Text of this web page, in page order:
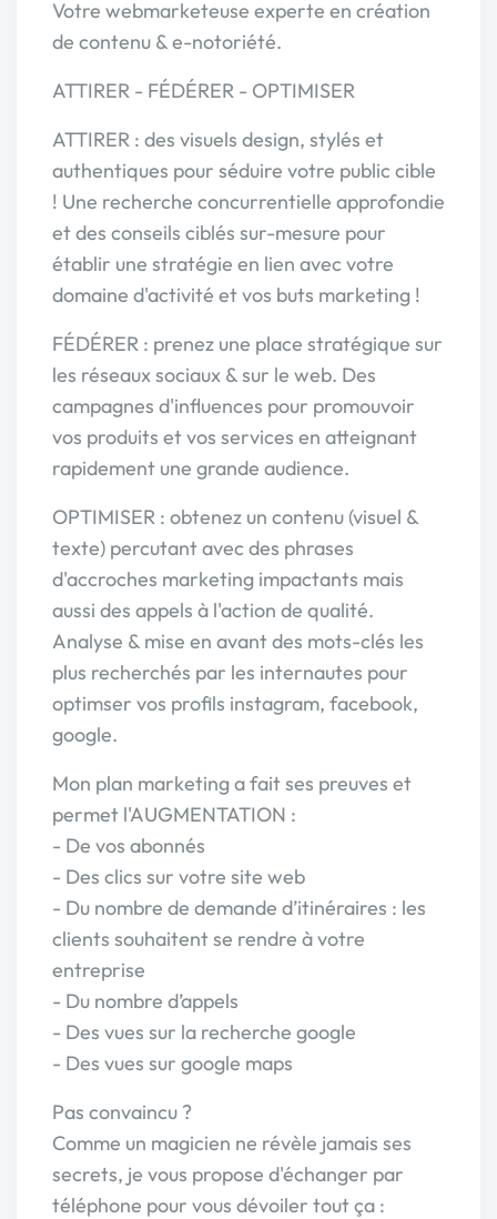
Votre webmarketeuse experte en création
de contenu & e-notoriété.
ATTIRER - FÉDÉRER - OPTIMISER
ATTIRER : des visuels design, stylés et
authentiques pour séduire votre public cible
! Une recherche concurrentielle approfondie
et des conseils ciblés sur-mesure pour
établir une stratégie en lien avec votre
domaine d'activité et vos buts marketing !
FÉDÉRER : prenez une place stratégique sur
les réseaux sociaux & sur le web. Des
campagnes d'influences pour promouvoir
vos produits et vos services en atteignant
rapidement une grande audience.
OPTIMISER : obtenez un contenu (visuel &
texte) percutant avec des phrases
d'accroches marketing impactants mais
aussi des appels à l'action de qualité.
Analyse & mise en avant des mots-clés les
plus recherchés par les internautes pour
optimser vos profils instagram, facebook,
google.
Mon plan marketing a fait ses preuves et
permet l'AUGMENTATION :
- De vos abonnés
- Des clics sur votre site web
- Du nombre de demande d’itinéraires : les
clients souhaitent se rendre à votre
entreprise
- Du nombre d’appels
- Des vues sur la recherche google
- Des vues sur google maps
Pas convaincu ?
Comme un magicien ne révèle jamais ses
secrets, je vous propose d'échanger par
téléphone pour vous dévoiler tout ça :